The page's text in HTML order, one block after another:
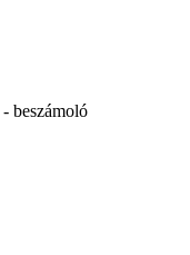
- beszámoló